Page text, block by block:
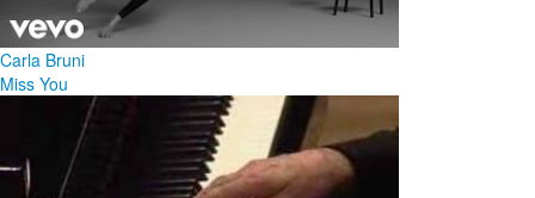
Carla Bruni
Miss You